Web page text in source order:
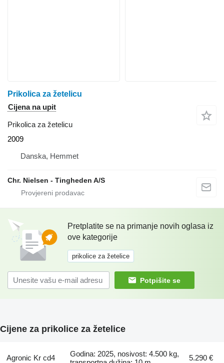
Prikolica za žetelicu
Cijena na upit
Prikolica za žetelicu
2009
Danska, Hemmet
Chr. Nielsen - Tingheden A/S
Pretplatite se na primanje novih oglasa iz
ove kategorije
prikolice za žetelice
Potpišite se
Cijene za prikolice za žetelice
Agronic Kr cd4
Godina: 2025, nosivost: 4.500 kg,
5.290 €